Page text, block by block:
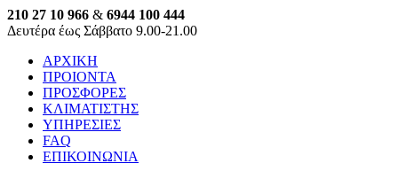
210 27 10 966 & 6944 100 444
Δευτέρα έως Σάββατο 9.00-21.00
ΑΡΧΙΚΗ
ΠΡΟΙΟΝΤΑ
ΠΡΟΣΦΟΡΕΣ
ΚΛΙΜΑΤΙΣΤΗΣ
ΥΠΗΡΕΣΙΕΣ
FAQ
ΕΠΙΚΟΙΝΩΝΙΑ